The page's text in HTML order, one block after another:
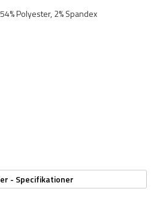
Polyester, 2% Spandex
- Specifikationer